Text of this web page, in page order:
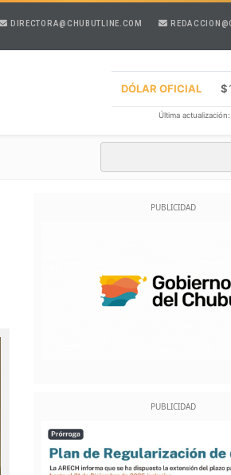
DIRECTORA@CHUBUTLINE.COM
DÓLAR OFICIAL $
Última